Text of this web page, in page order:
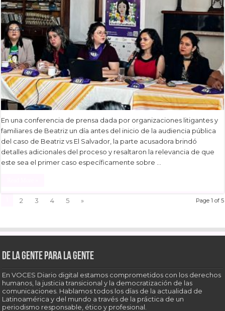
En una conferencia de prensa dada por organizaciones litigantes y
familiares de Beatriz un día antes del inicio de la audiencia pública
del caso de Beatriz vs El Salvador, la parte acusadora brindó
detalles adicionales del proceso y resaltaron la relevancia de que
este sea el primer caso específicamente sobre …
Page 1 of 5
2 3 4 5 »
De la gente para la gente
En VOCES Diario digital estamos comprometidos con los derechos
humanos, la justicia transicional y la democratización de las
comunicaciones. Hablamos todos los días de la actualidad de
Latinoamérica y del mundo a través de la práctica de un
periodismo responsable, ético y profesional.